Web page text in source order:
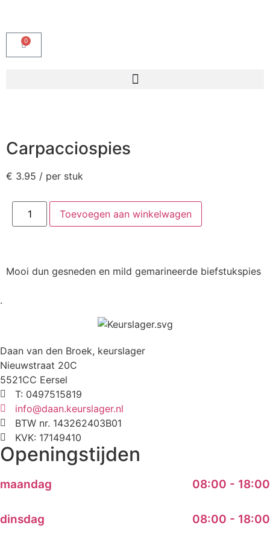
0
Carpacciospies
€ 3.95 / per stuk
Toevoegen aan winkelwagen
Mooi dun gesneden en mild gemarineerde biefstukspies
.
Daan van den Broek, keurslager
Nieuwstraat 20C
5521CC Eersel
T: 0497515819
info@daan.keurslager.nl
BTW nr. 143262403B01
KVK: 17149410
Openingstijden
maandag 08:00 - 18:00
dinsdag 08:00 - 18:00